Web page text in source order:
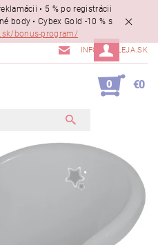
• 5 % po registrácii
body • Cybex Gold -10 % s
bonus-program/
INFO@MALEJA.SK
0 €0